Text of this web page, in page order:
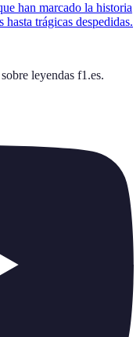
han marcado la historia
hasta trágicas despedidas.
leyendas f1.es.